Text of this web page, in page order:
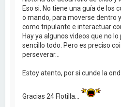
Eso si. No tiene una guía de los
o mando, para moverse dentro
como tripulante e interactuar con
Hay ya algunos videos que no
sencillo todo. Pero es preciso
perseverar...
Estoy atento, por si cunde la
Gracias 24 Flotilla...